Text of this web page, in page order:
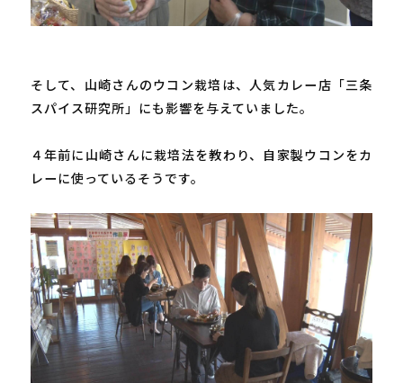
そして、山崎さんのウコン栽培は、人気カレー店「三条
スパイス研究所」にも影響を与えていました。
４年前に山崎さんに栽培法を教わり、自家製ウコンをカ
レーに使っているそうです。